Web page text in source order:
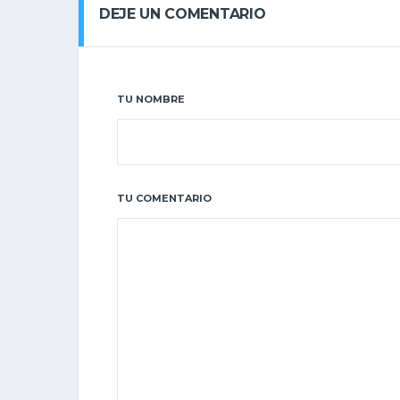
DEJE UN COMENTARIO
TU NOMBRE
TU COMENTARIO